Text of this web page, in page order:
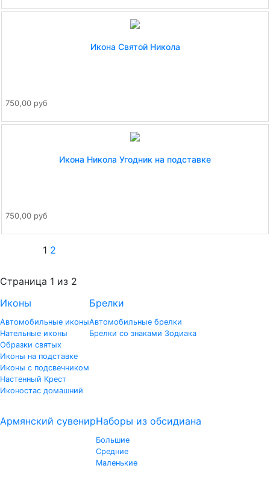
Икона Святой Никола
750,00 руб
Икона Никола Угодник на подставке
750,00 руб
1 2
Страница 1 из 2
Иконы
Автомобильные иконы
Нательные иконы
Образки святых
Иконы на подставке
Иконы с подсвечником
Настенный Крест
Иконостас домашний
Брелки
Автомобильные брелки
Брелки со знаками Зодиака
Армянский сувенирНаборы из обсидиана
Большие
Средние
Маленькие